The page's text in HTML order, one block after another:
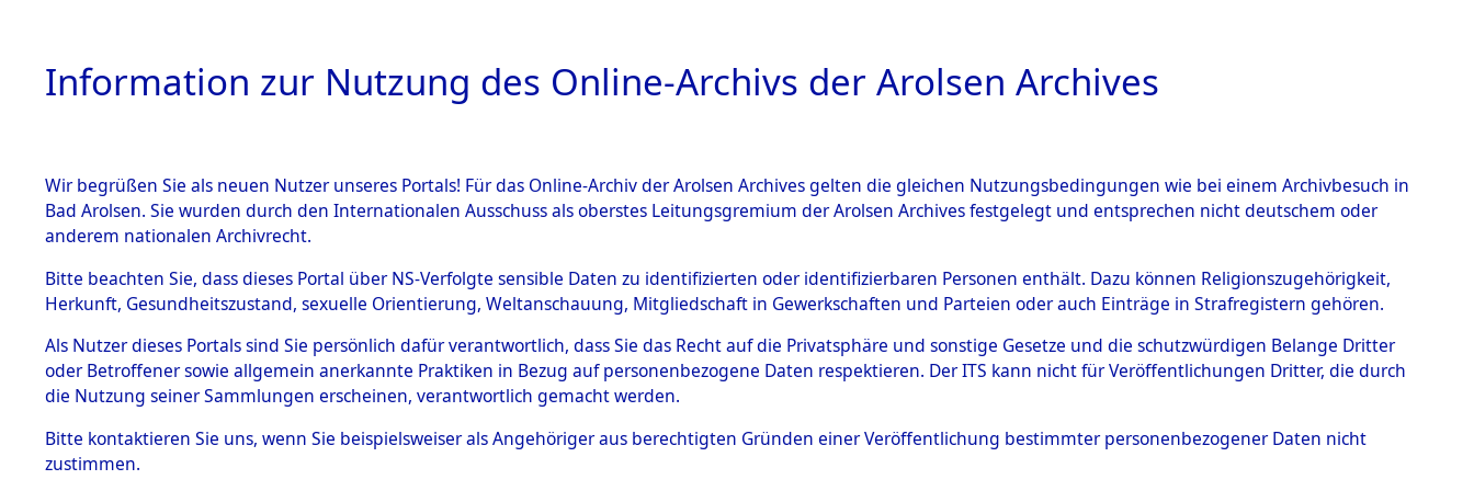
HOME BESTANDSBESCHREIBUNG ARCHIVALE ÜBERSICHT BILD
BESTÄNDE
Inhaftierungsdoku
mente
5. Verschiedenes
Todesmärsche
5.3.1 Alliierte
Ermittlungen zu den Orten Cham - Fronberg.→0003 (84603419)
→0067 (84603486)
0067 (84603486)
Information zur Nutzung des Online-Archivs der Arolsen Archives
Wir begrüßen Sie als neuen Nutzer unseres Portals! Für das Online-Archiv der Arolsen Archives gelten die gleichen Nutzungsbedingungen wie bei einem Archivbesuch in
Bad Arolsen. Sie wurden durch den Internationalen Ausschuss als oberstes Leitungsgremium der Arolsen Archives festgelegt und entsprechen nicht deutschem oder
anderem nationalen Archivrecht.
Bitte beachten Sie, dass dieses Portal über NS-Verfolgte sensible Daten zu identifizierten oder identifizierbaren Personen enthält. Dazu können Religionszugehörigkeit,
Herkunft, Gesundheitszustand, sexuelle Orientierung, Weltanschauung, Mitgliedschaft in Gewerkschaften und Parteien oder auch Einträge in Strafregistern gehören.
Als Nutzer dieses Portals sind Sie persönlich dafür verantwortlich, dass Sie das Recht auf die Privatsphäre und sonstige Gesetze und die schutzwürdigen Belange Dritter
oder Betroffener sowie allgemein anerkannte Praktiken in Bezug auf personenbezogene Daten respektieren. Der ITS kann nicht für Veröffentlichungen Dritter, die durch
die Nutzung seiner Sammlungen erscheinen, verantwortlich gemacht werden.
Bitte kontaktieren Sie uns, wenn Sie beispielsweiser als Angehöriger aus berechtigten Gründen einer Veröffentlichung bestimmter personenbezogener Daten nicht
zustimmen.